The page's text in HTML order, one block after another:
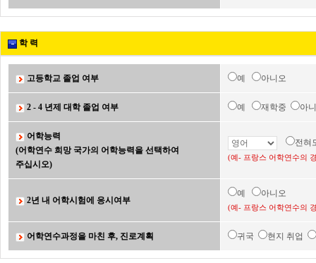
학 력
고등학교 졸업 여부 예 아니오
2 - 4 년제 대학 졸업 여부 예 재학중 아
어학능력
(어학연수 희망 국가의 어학능력을 선택하여
주십시오)
전
(예- 프랑스 어학연수의
2년 내 어학시험에 응시여부
예 아니오
(예- 프랑스 어학연수의
어학연수과정을 마친 후, 진로계획 귀국 현지 취업